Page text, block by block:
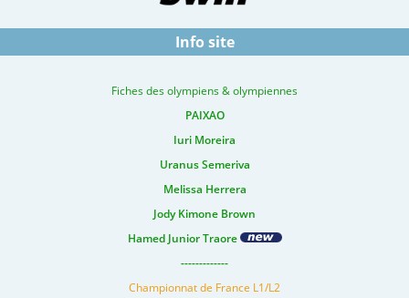
Info site
Fiches des olympiens & olympiennes
PAIXAO
Iuri Moreira
Uranus Semeriva
Melissa Herrera
Jody Kimone Brown
Hamed Junior Traore
-------------
Championnat de France L1/L2